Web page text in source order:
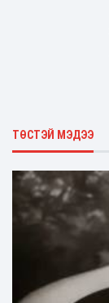
ТӨСТЭЙ МЭДЭЭ